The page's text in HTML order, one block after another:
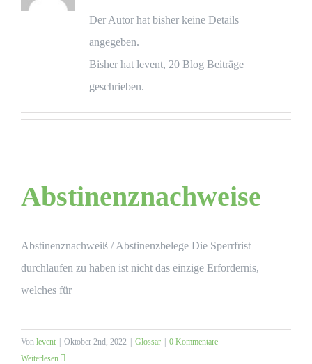
Der Autor hat bisher keine Details
angegeben.
Bisher hat levent, 20 Blog Beiträge
geschrieben.
Abstinenznachweise
Abstinenznachweiß / Abstinenzbelege Die Sperrfrist
durchlaufen zu haben ist nicht das einzige Erfordernis,
welches für
Von levent Oktober 2nd, 2022 Glossar
0 Kommentare
Weiterlesen